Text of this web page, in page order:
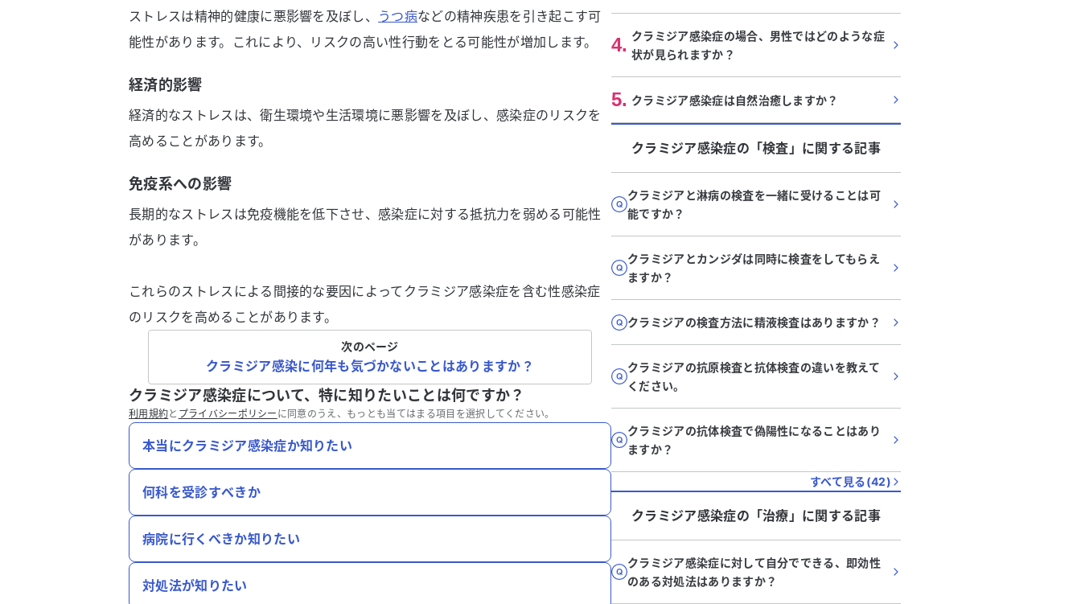
ストレスは精神的健康に悪影響を及ぼし、 うつ病などの精神疾患を引き起こす可
能性があります。これにより、リスクの高い性行動をとる可能性が増加します。
経済的影響
経済的なストレスは、衛生環境や生活環境に悪影響を及ぼし、感染症のリスクを
高めることがあります。
免疫系への影響
長期的なストレスは免疫機能を低下させ、感染症に対する抵抗力を弱める可能性
があります。
これらのストレスによる間接的な要因によってクラミジア感染症を含む性感染症
のリスクを高めることがあります。
次のページ
クラミジア感染に何年も気づかないことはありますか？
クラミジア感染症について、特に知りたいことは何ですか？
利用規約と プライバシーポリシー に同意のうえ、もっとも当てはまる項目を選択してください。
本当にクラミジア感染症か知りたい
何科を受診すべきか
病院に行くべきか知りたい
対処法が知りたい
4. クラミジア感染症の場合、男性ではどのような症
状が見られますか？
5. クラミジア感染症は自然治癒しますか？
クラミジア感染症の「検査 」に関する記事
クラミジアと淋病の検査を一緒に受けることは可
能ですか？
クラミジアとカンジダは同時に検査をしてもらえ
ますか？
クラミジアの検査方法に精液検査はありますか？
クラミジアの抗原検査と抗体検査の違いを教えて
ください。
クラミジアの抗体検査で偽陽性になることはあり
ますか？
すべて見る(42)
クラミジア感染症の「治療 」に関する記事
クラミジア感染症に対して自分でできる、即効性
のある対処法はありますか？